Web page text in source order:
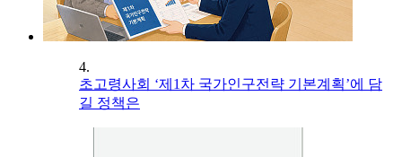
4.
초고령사회 ‘제1차 국가인구전략 기본계획’에 담
길 정책은